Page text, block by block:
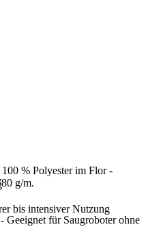
bis intensiver Nutzung
% Polyester im Flor -
g/m.
Geeignet für Saugroboter ohne